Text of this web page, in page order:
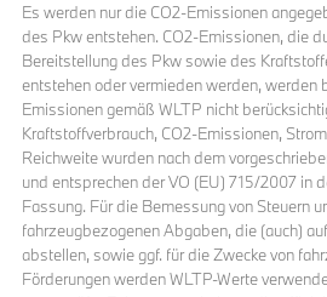
Es werden nur die CO2-Emissionen
des Pkw entstehen. CO2-Emissionen, die
Bereitstellung des Pkw sowie des
entstehen oder vermieden werden, werden
Emissionen gemäß WLTP nicht
Kraftstoffverbrauch, CO2-Emissionen,
Reichweite wurden nach dem
und entsprechen der VO (EU) 715/2007 in
Fassung. Für die Bemessung von Steuern
fahrzeugbezogenen Abgaben, die (auch)
abstellen, sowie ggf. für die Zwecke von
Förderungen werden WLTP-Werte